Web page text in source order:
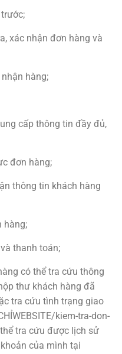
xác nhận đơn hàng và
hàng;
cấp thông tin đầy đủ,
đơn hàng;
thông tin khách hàng
hàng;
thanh toán;
có thể tra cứu thông
thư khách hàng đã
tra cứu tình trạng giao
kiem-tra-don-
tra cứu được lịch sử
của mình tại